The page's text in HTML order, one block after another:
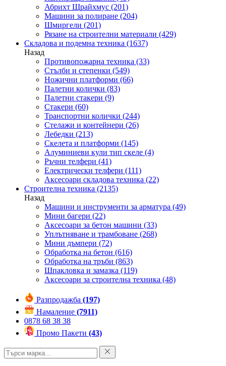
Абрихт Щрайхмус (201)
Машини за полиране (204)
Шмиргели (201)
Рязане на строителни материали (429)
Складова и подемна техника (1637)
Назад
Противопожарна техника (33)
Стълби и степенки (549)
Ножични платформи (66)
Палетни колички (83)
Палетни стакери (9)
Стакери (60)
Транспортни колички (244)
Стелажи и контейнери (26)
Лебедки (213)
Скелета и платформи (145)
Алуминиеви кули тип скеле (4)
Ръчни телфери (41)
Електрически телфери (111)
Аксесоари складова техника (22)
Строителна техника (2135)
Назад
Машини и инструменти за арматура (49)
Мини багери (22)
Аксесоари за бетон машини (33)
Уплътняване и трамбоване (268)
Мини дъмпери (72)
Обработка на бетон (616)
Обработка на тръби (863)
Шпакловка и замазка (119)
Аксесоари за строителна техника (48)
Разпродажба (197)
Намаление (7911)
0878 68 38 38
Промо Пакети (43)